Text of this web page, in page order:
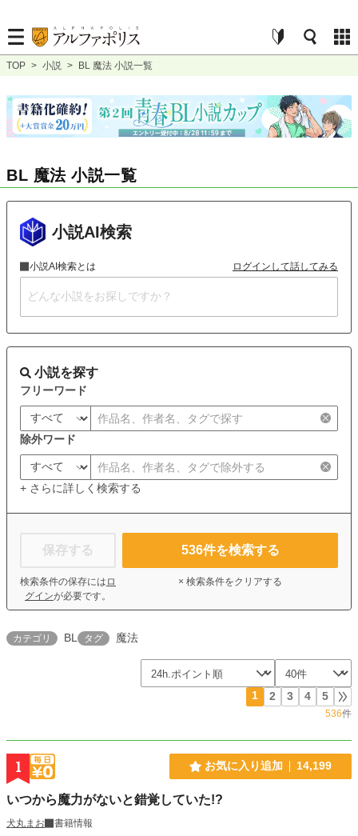
TOP > 小説 > BL 魔法 小説一覧
BL 魔法 小説一覧
小説AI検索
小説AI検索とは ログインして話してみる
小説を探す
フリーワード
除外ワード
+ さらに詳しく検索する
保存する
検索条件の保存には ロ
グインが必要です。
536件を検索する
× 検索条件をクリアする
カテゴリ BL タグ 魔法
1 2 3 4 5
536件
1 お気に入り追加 14,199
いつから魔力がないと錯覚していた!?
犬丸まお
書籍情報